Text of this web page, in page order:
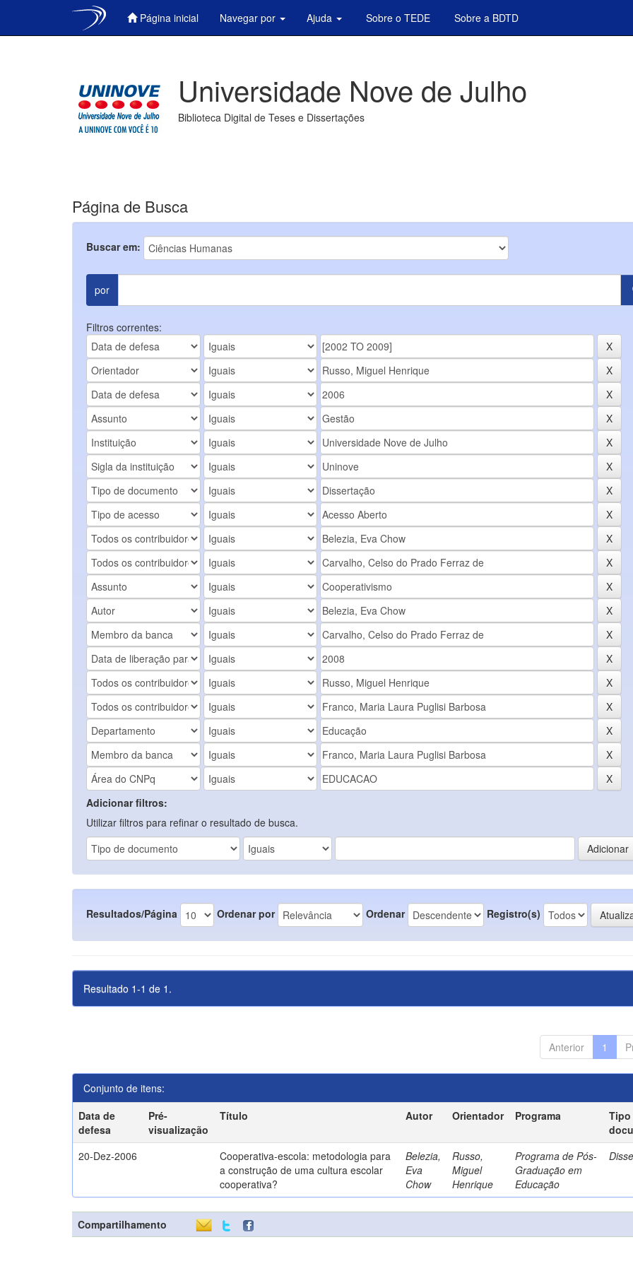
Página inicial Navegar por Ajuda Sobre o TEDE Sobre a BDTD
Universidade Nove de Julho
Biblioteca Digital de Teses e Dissertações
Página de Busca
Buscar em:
por
Filtros correntes:
Adicionar filtros:
Utilizar filtros para refinar o resultado de busca.
Resultados/Página Ordenar por Ordenar Registro(s)
Resultado 1-1 de 1.
Anterior 1
Conjunto de itens:
Data de
defesa
Pré-
visualização
Título Autor Orientador Programa
Tipo
20-Dez-2006
Cooperativa-escola: metodologia para
a construção de uma cultura escolar
cooperativa?
Belezia,
Eva
Chow
Russo,
Miguel
Henrique
Programa de Pós-
Graduação em
Educação
Compartilhamento